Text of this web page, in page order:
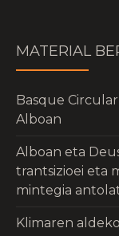
MATERIAL
Basque
Alboan
Alboan eta
trantsizioei eta
mintegia
Klimaren